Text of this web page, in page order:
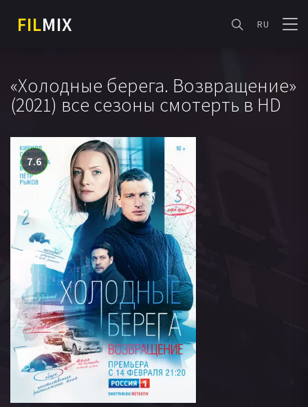
FILMIX RU
«Холодные берега. Возвращение»
(2021) все сезоны смотерть в HD
7.6